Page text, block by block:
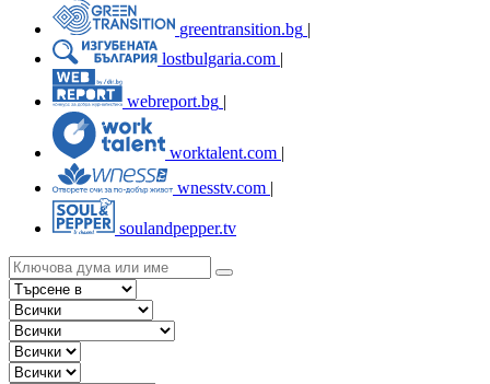
greentransition.bg |
lostbulgaria.com |
webreport.bg
worktalent.com |
wnesstv.com |
soulandpepper.tv